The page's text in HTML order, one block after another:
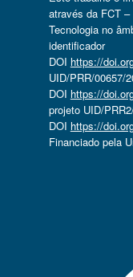
através da FCT
Tecnologia no
identificador
DOI https://
UID/PRR/00657/
DOI https://
projeto UID/
DOI https://
Financiado pela